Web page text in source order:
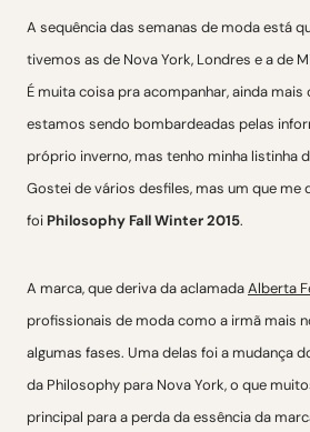
A sequência das semanas de moda está
tivemos as de Nova York, Londres e a de
É muita coisa pra acompanhar, ainda
estamos sendo bombardeadas pelas
próprio inverno, mas tenho minha listinha
Gostei de vários desfiles, mas um que me
foi Philosophy Fall Winter 2015.
A marca, que deriva da aclamadaAlberta
profissionais de moda como a irmã mais
algumas fases. Uma delas foi a mudança
da Philosophy para Nova York, o que
principal para a perda da essência da